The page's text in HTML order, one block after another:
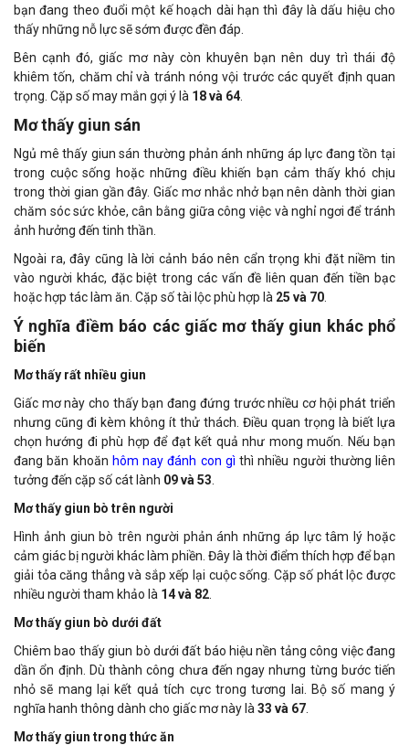
bạn đang theo đuổi một kế hoạch dài hạn thì đây là dấu hiệu cho
thấy những nỗ lực sẽ sớm được đền đáp.
Bên cạnh đó, giấc mơ này còn khuyên bạn nên duy trì thái độ
khiêm tốn, chăm chỉ và tránh nóng vội trước các quyết định quan
trọng. Cặp số may mắn gợi ý là 18 và 64
Mơ thấy giun sán
Ngủ mê thấy giun sán thường phản ánh những áp lực đang tồn tại
trong cuộc sống hoặc những điều khiến bạn cảm thấy khó chịu
trong thời gian gần đây. Giấc mơ nhắc nhở bạn nên dành thời gian
chăm sóc sức khỏe, cân bằng giữa công việc và nghỉ ngơi để tránh
ảnh hưởng đến tinh thần.
Ngoài ra, đây cũng là lời cảnh báo nên cẩn trọng khi đặt niềm tin
vào người khác, đặc biệt trong các vấn đề liên quan đến tiền bạc
hoặc hợp tác làm ăn. Cặp số tài lộc phù hợp là 25 và 70
Ý nghĩa điềm báo các giấc mơ thấy giun khác phổ
biến
Mơ thấy rất nhiều giun
Giấc mơ này cho thấy bạn đang đứng trước nhiều cơ hội phát triển
nhưng cũng đi kèm không ít thử thách. Điều quan trọng là biết lựa
chọn hướng đi phù hợp để đạt kết quả như mong muốn. Nếu bạn
đang băn khoăn hôm nay đánh con gì thì nhiều người thường liên
tưởng đến cặp số cát lành 09 và 53
Mơ thấy giun bò trên người
Hình ảnh giun bò trên người phản ánh những áp lực tâm lý hoặc
cảm giác bị người khác làm phiền. Đây là thời điểm thích hợp để bạn
giải tỏa căng thẳng và sắp xếp lại cuộc sống. Cặp số phát lộc được
nhiều người tham khảo là 14 và 82
Mơ thấy giun bò dưới đất
Chiêm bao thấy giun bò dưới đất báo hiệu nền tảng công việc đang
dần ổn định. Dù thành công chưa đến ngay nhưng từng bước tiến
nhỏ sẽ mang lại kết quả tích cực trong tương lai. Bộ số mang ý
nghĩa hanh thông dành cho giấc mơ này là 33 và 67
Mơ thấy giun trong thức ăn